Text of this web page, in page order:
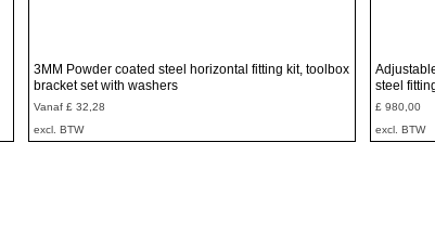
Snel overzicht
3MM Powder coated steel horizontal fitting kit, toolbox
bracket set with washers
Vanaf£ 32,28
Verkoopprijs
excl. BTW
steel
Prijs
£ 980,00
excl. BTW